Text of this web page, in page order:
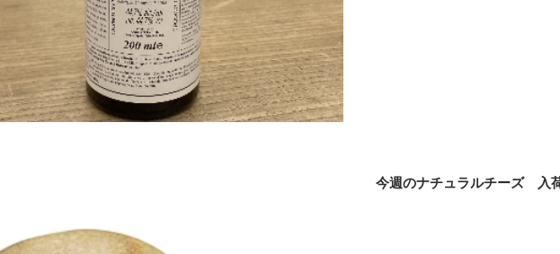
今週のナチュラルチーズ 入